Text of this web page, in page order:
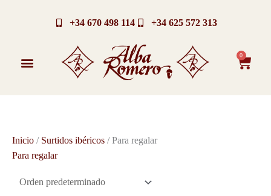
+34 670 498 114 +34 625 572 313
0
Inicio / Surtidos ibéricos / Para regalar
Para regalar